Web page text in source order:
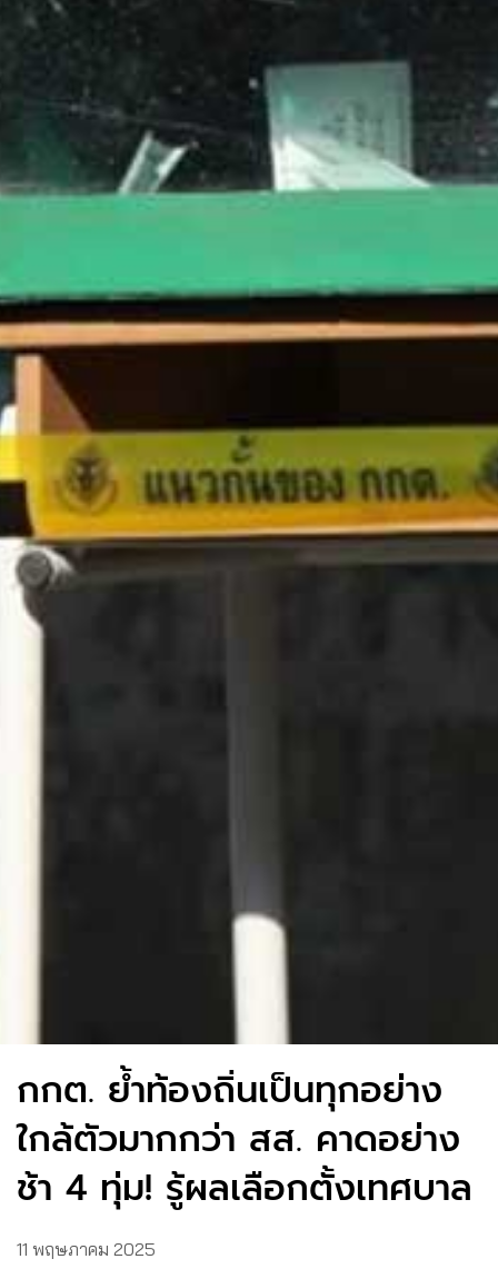
กกต. ย้ำท้องถิ่นเป็นทุกอย่าง
ใกล้ตัวมากกว่า สส. คาดอย่าง
ช้า 4 ทุ่ม! รู้ผลเลือกตั้งเทศบาล
11 พฤษภาคม 2025